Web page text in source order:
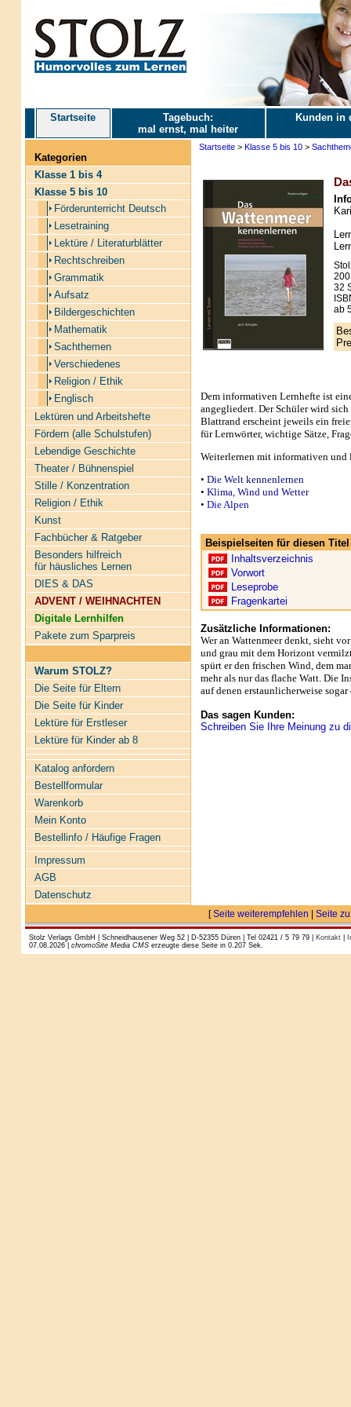
Startseite
Tagebuch:
mal ernst, mal heiter
Kunden in
Kategorien
Klasse 1 bis 4
Klasse 5 bis 10
Förderunterricht Deutsch
Lesetraining
Lektüre / Literaturblätter
Rechtschreiben
Grammatik
Aufsatz
Bildergeschichten
Mathematik
Sachthemen
Verschiedenes
Religion / Ethik
Englisch
Lektüren und Arbeitshefte
Fördern (alle Schulstufen)
Lebendige Geschichte
Theater / Bühnenspiel
Stille / Konzentration
Religion / Ethik
Kunst
Fachbücher & Ratgeber
Besonders hilfreich
für häusliches Lernen
DIES & DAS
ADVENT / WEIHNACHTEN
Digitale Lernhilfen
Pakete zum Sparpreis
Warum STOLZ?
Die Seite für Eltern
Die Seite für Kinder
Lektüre für Erstleser
Lektüre für Kinder ab 8
Katalog anfordern
Bestellformular
Warenkorb
Mein Konto
Bestellinfo / Häufige Fragen
Impressum
AGB
Datenschutz
Startseite> Klasse 5 bis 10>
32
ab
Dem informativen Lernhefte ist
angegliedert. Der Schüler wird
Blattrand erscheint jeweils ein
für Lernwörter, wichtige Sätze,
Weiterlernen mit informativen
• Die Welt kennenlernen
• Klima, Wind und Wetter
• Die Alpen
Beispielseiten für diesen
Inhaltsverzeichnis
Vorwort
Leseprobe
Fragenkartei
Zusätzliche Informationen:
Wer an Wattenmeer denkt, sieht
und grau mit dem Horizont
spürt er den frischen Wind, dem
mehr als nur das flache Watt. Die
auf denen erstaunlicherweise
Das sagen Kunden:
Schreiben Sie Ihre Meinung zu
[Seite weiterempfehlen Seite
Stolz Verlags GmbH | Schneidhausener Weg 52 | D-52355 Düren | Tel 02421 / 5 79 79 | Kontakt|
07.08.2026 | chromoSite Media CMSerzeugte diese Seite in 0.207 Sek.